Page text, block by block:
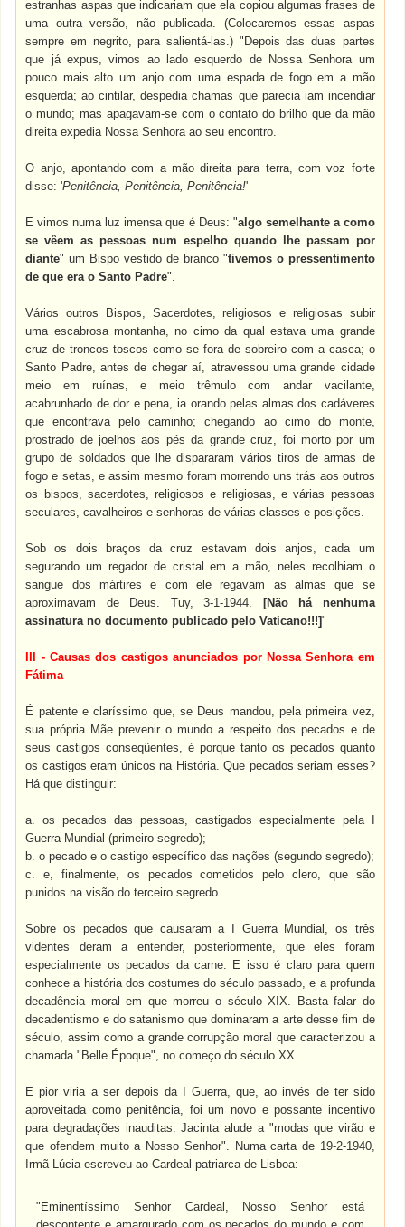
estranhas aspas que indicariam que ela copiou algumas frases de
uma outra versão, não publicada. (Colocaremos essas aspas
sempre em negrito, para salientá-las.) "Depois das duas partes
que já expus, vimos ao lado esquerdo de Nossa Senhora um
pouco mais alto um anjo com uma espada de fogo em a mão
esquerda; ao cintilar, despedia chamas que parecia iam incendiar
o mundo; mas apagavam-se com o contato do brilho que da mão
direita expedia Nossa Senhora ao seu encontro.
O anjo, apontando com a mão direita para terra, com voz forte
disse: 'Penitência, Penitência, Penitência!'
E vimos numa luz imensa que é Deus: "algo semelhante a como
se vêem as pessoas num espelho quando lhe passam por
diante" um Bispo vestido de branco "tivemos o pressentimento
de que era o Santo Padre".
Vários outros Bispos, Sacerdotes, religiosos e religiosas subir
uma escabrosa montanha, no cimo da qual estava uma grande
cruz de troncos toscos como se fora de sobreiro com a casca; o
Santo Padre, antes de chegar aí, atravessou uma grande cidade
meio em ruínas, e meio trêmulo com andar vacilante,
acabrunhado de dor e pena, ia orando pelas almas dos cadáveres
que encontrava pelo caminho; chegando ao cimo do monte,
prostrado de joelhos aos pés da grande cruz, foi morto por um
grupo de soldados que lhe dispararam vários tiros de armas de
fogo e setas, e assim mesmo foram morrendo uns trás aos outros
os bispos, sacerdotes, religiosos e religiosas, e várias pessoas
seculares, cavalheiros e senhoras de várias classes e posições.
Sob os dois braços da cruz estavam dois anjos, cada um
segurando um regador de cristal em a mão, neles recolhiam o
sangue dos mártires e com ele regavam as almas que se
aproximavam de Deus. Tuy, 3-1-1944.
[Não há nenhuma
assinatura no documento publicado pelo Vaticano!!!]"
III - Causas dos castigos anunciados por Nossa Senhora em
Fátima
É patente e claríssimo que, se Deus mandou, pela primeira vez,
sua própria Mãe prevenir o mundo a respeito dos pecados e de
seus castigos conseqüentes, é porque tanto os pecados quanto
os castigos eram únicos na História. Que pecados seriam esses?
Há que distinguir:
a. os pecados das pessoas, castigados especialmente pela I
Guerra Mundial (primeiro segredo);
b. o pecado e o castigo específico das nações (segundo segredo);
c. e, finalmente, os pecados cometidos pelo clero, que são
punidos na visão do terceiro segredo.
Sobre os pecados que causaram a I Guerra Mundial, os três
videntes deram a entender, posteriormente, que eles foram
especialmente os pecados da carne. E isso é claro para quem
conhece a história dos costumes do século passado, e a profunda
decadência moral em que morreu o século XIX. Basta falar do
decadentismo e do satanismo que dominaram a arte desse fim de
século, assim como a grande corrupção moral que caracterizou a
chamada "Belle Époque", no começo do século XX.
E pior viria a ser depois da I Guerra, que, ao invés de ter sido
aproveitada como penitência, foi um novo e possante incentivo
para degradações inauditas. Jacinta alude a "modas que virão e
que ofendem muito a Nosso Senhor". Numa carta de 19-2-1940,
Irmã Lúcia escreveu ao Cardeal patriarca de Lisboa:
"Eminentíssimo Senhor Cardeal, Nosso Senhor está